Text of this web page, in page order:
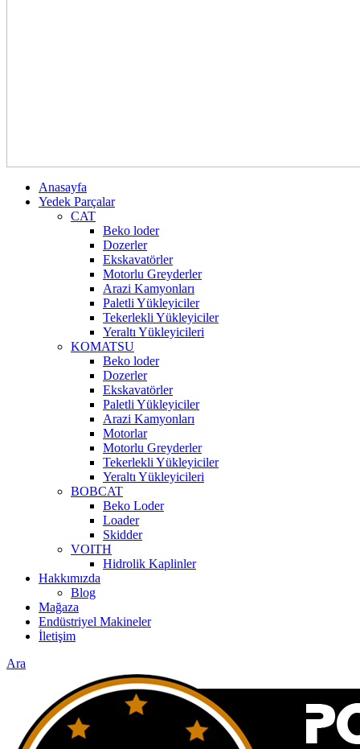
Anasayfa
Yedek Parçalar
CAT
Beko loder
Dozerler
Ekskavatörler
Motorlu Greyderler
Arazi Kamyonları
Paletli Yükleyiciler
Tekerlekli Yükleyiciler
Yeraltı Yükleyicileri
KOMATSU
Beko loder
Dozerler
Ekskavatörler
Paletli Yükleyiciler
Arazi Kamyonları
Motorlar
Motorlu Greyderler
Tekerlekli Yükleyiciler
Yeraltı Yükleyicileri
BOBCAT
Beko Loder
Loader
Skidder
VOITH
Hidrolik Kaplinler
Hakkımızda
Blog
Mağaza
Endüstriyel Makineler
İletişim
Ara